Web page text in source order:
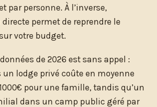
par personne. À l’inverse,
permet de reprendre le
votre budget.
de 2026 est sans appel :
lodge privé coûte en moyenne
pour une famille, tandis qu’un
dans un camp public géré par